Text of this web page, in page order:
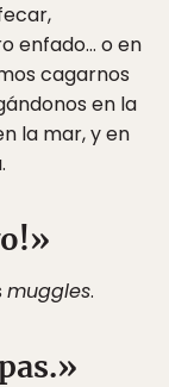
enfado… o en
cagarnos
en la
la mar, y en
muggles.